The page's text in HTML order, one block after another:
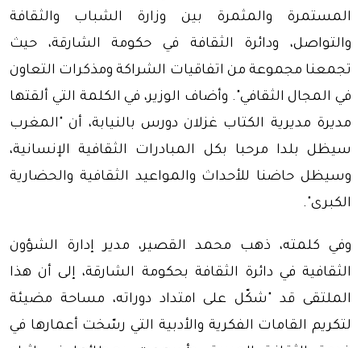
المستمرة والمثمرة بين وزارة الشباب والثقافة
والتواصل، ودائرة الثقافة في حكومة الشارقة، حيث
تجمعنا مجموعة من اتفاقيات الشراكة ومذكرات التعاون
في المجال الثقافي". وأضاف الوزير، في الكلمة التي ألقتها
مديرة مديرية الكتاب غزلان دورس بالنيابة، أن "المغرب
سيظل بلدا مرحبا بكل المبادرات الثقافية الإنسانية،
وسيظل حاضنا للأحداث والمواعيد الثقافية والحضارية
الكبرى".
وفي كلمته، ذهب محمد القصير، مدير إدارة الشؤون
الثقافية في دائرة الثقافة بحكومة الشارقة، إلى أن هذا
الملتقى قد "شكّل على امتداد دوراته، مساحة مضيئة
لتكريم القامات الفكرية والأدبية التي رسّخت أعمارها في